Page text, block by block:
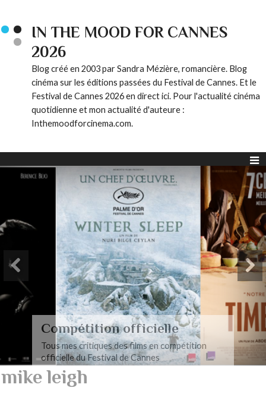
IN THE MOOD FOR CANNES
2026
Blog créé en 2003 par Sandra Mézière, romancière. Blog
cinéma sur les éditions passées du Festival de Cannes. Et le
Festival de Cannes 2026 en direct ici. Pour l'actualité cinéma
quotidienne et mon actualité d'auteure :
Inthemoodforcinema.com.
Compétition officielle
Tous mes critiques des films en compétition
officielle du Festival de Cannes
mike leigh